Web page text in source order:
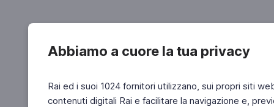
Abbiamo a cuore la tua privacy
Rai ed i suoi 1024 fornitori utilizzano, sui propri siti
contenuti digitali Rai e facilitare la navigazione e,